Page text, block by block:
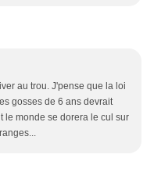
au trou. J'pense que la loi
gosses de 6 ans devrait
le monde se dorera le cul sur